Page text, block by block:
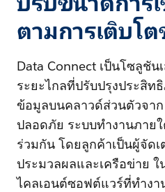
ตามการเติบโ
Data Connect เป็นโซลูชั
ระยะไกลที่ปรับปรุงประสิท
ข้อมูลบนคลาวด์ส่วนตัวจาก
ปลอดภัย ระบบทำงานภาย
ร่วมกัน โดยลูกค้าเป็นผู้จัด
ประมวลผลและเครือข่าย
ไคลเอนต์ซอฟต์แวร์ที่ทำงา